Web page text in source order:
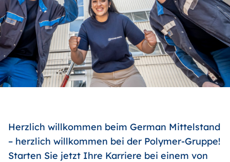
Herzlich willkommen beim German Mittelstand
– herzlich willkommen bei der Polymer-Gruppe!
Starten Sie jetzt Ihre Karriere bei einem von